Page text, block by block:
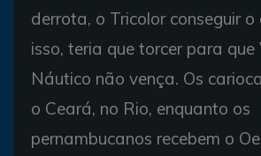
derrota, o Tricolor conseguir o
isso, teria que torcer para que
Náutico não vença. Os
o Ceará, no Rio, enquanto os
pernambucanos recebem o